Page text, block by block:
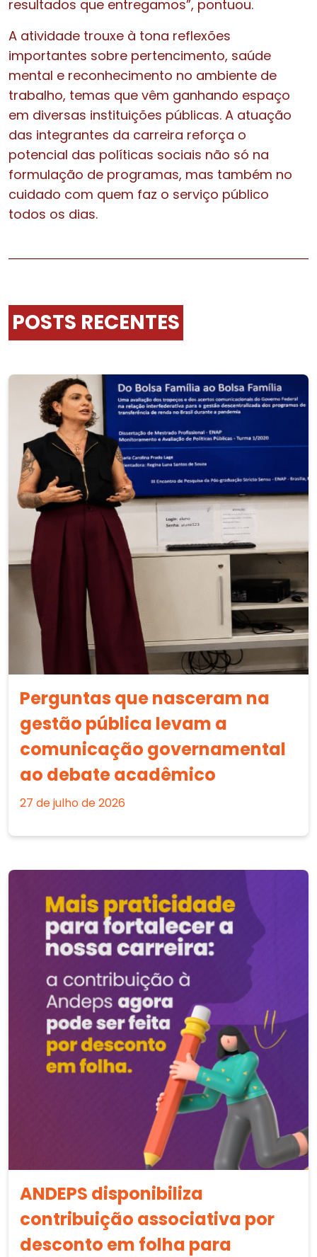
resultados que entregamos”, pontuou.
A atividade trouxe à tona reflexões
importantes sobre pertencimento, saúde
mental e reconhecimento no ambiente de
trabalho, temas que vêm ganhando espaço
em diversas instituições públicas. A atuação
das integrantes da carreira reforça o
potencial das políticas sociais não só na
formulação de programas, mas também no
cuidado com quem faz o serviço público
todos os dias.
POSTS RECENTES
Perguntas que nasceram na
gestão pública levam a
comunicação governamental
ao debate acadêmico
27 de julho de 2026
ANDEPS disponibiliza
contribuição associativa por
desconto em folha para